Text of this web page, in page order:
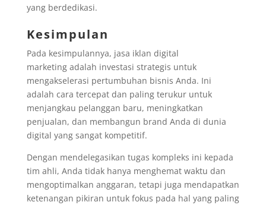
yang berdedikasi.
Kesimpulan
Pada kesimpulannya, jasa iklan digital
marketing adalah investasi strategis untuk
mengakselerasi pertumbuhan bisnis Anda. Ini
adalah cara tercepat dan paling terukur untuk
menjangkau pelanggan baru, meningkatkan
penjualan, dan membangun brand Anda di dunia
digital yang sangat kompetitif.
Dengan mendelegasikan tugas kompleks ini kepada
tim ahli, Anda tidak hanya menghemat waktu dan
mengoptimalkan anggaran, tetapi juga mendapatkan
ketenangan pikiran untuk fokus pada hal yang paling